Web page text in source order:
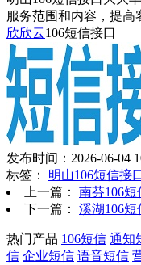
服务范围和内容，提高
欣欣云106短信接口
发布时间：2026-06-04
标签： 明山106短信接
上一篇： 南芬106短
下一篇： 溪湖106短
热门产品 106短信 通知
信 企业短信 语音短信